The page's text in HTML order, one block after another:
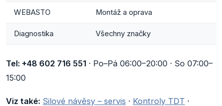
WEBASTO Montáž a oprava
Diagnostika Všechny značky
Tel: +48 602 716 551 · Po–Pá 06:00–20:00 · So 07:00–
15:00
Viz také: Silové návěsy – servis · Kontroly TDT ·